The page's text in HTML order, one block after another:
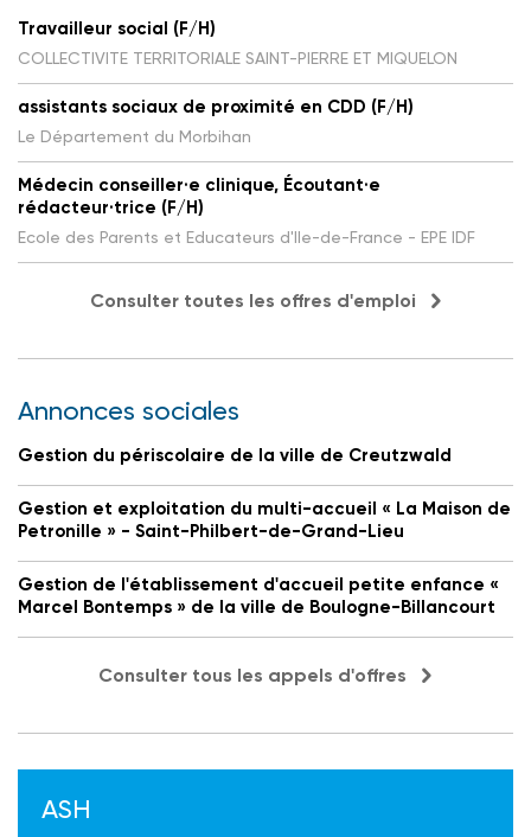
Travailleur social (F/H)
COLLECTIVITE TERRITORIALE SAINT-PIERRE ET MIQUELON
assistants sociaux de proximité en CDD (F/H)
Le Département du Morbihan
Médecin conseiller·e clinique, Écoutant·e
rédacteur·trice (F/H)
Ecole des Parents et Educateurs d'Ile-de-France - EPE IDF
Consulter toutes les offres d'emploi
Annonces sociales
Gestion du périscolaire de la ville de Creutzwald
Gestion et exploitation du multi-accueil « La Maison de
Petronille » - Saint-Philbert-de-Grand-Lieu
Gestion de l'établissement d'accueil petite enfance «
Marcel Bontemps » de la ville de Boulogne-Billancourt
Consulter tous les appels d'offres
ASH